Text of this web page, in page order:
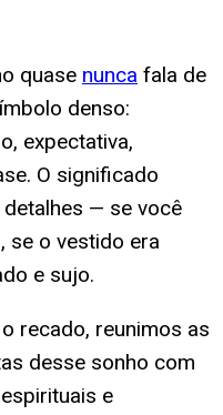
quase nunca fala de
denso:
expectativa,
O significado
— se você
se o vestido era
e sujo.
recado, reunimos as
desse sonho com
e